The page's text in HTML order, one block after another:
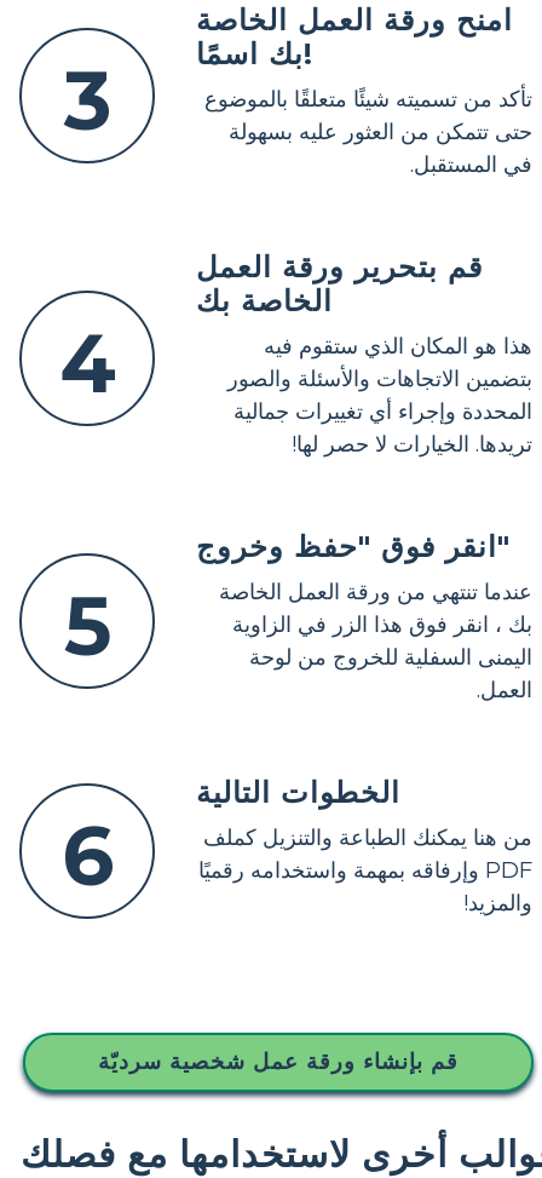
3
امنح ورقة العمل الخاصة
بك اسمًا!
تأكد من تسميته شيئًا متعلقًا بالموضوع
حتى تتمكن من العثور عليه بسهولة
في المستقبل.
4
قم بتحرير ورقة العمل
الخاصة بك
هذا هو المكان الذي ستقوم فيه
بتضمين الاتجاهات والأسئلة والصور
المحددة وإجراء أي تغييرات جمالية
تريدها. الخيارات لا حصر لها!
5
انقر فوق "حفظ وخروج"
عندما تنتهي من ورقة العمل الخاصة
بك ، انقر فوق هذا الزر في الزاوية
اليمنى السفلية للخروج من لوحة
العمل.
6
الخطوات التالية
من هنا يمكنك الطباعة والتنزيل كملف
PDF وإرفاقه بمهمة واستخدامه رقميًا
والمزيد!
قم بإنشاء ورقة عمل شخصية سرديّة
أخرى لاستخدامها مع فصلك